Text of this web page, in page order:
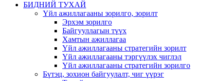
БИДНИЙ ТУХАЙ
Үйл ажиллагааны зорилго, зорилт
Эрхэм зорилго
Байгууллагын түүх
Хамтын ажиллагаа
Үйл ажиллагааны стратегийн зорилт
Үйл ажиллагааны тэргүүлэх чиглэл
Үйл ажиллагааны стратегийн зорилго
Бүтэц, зохион байгуулалт, чиг үүрэг